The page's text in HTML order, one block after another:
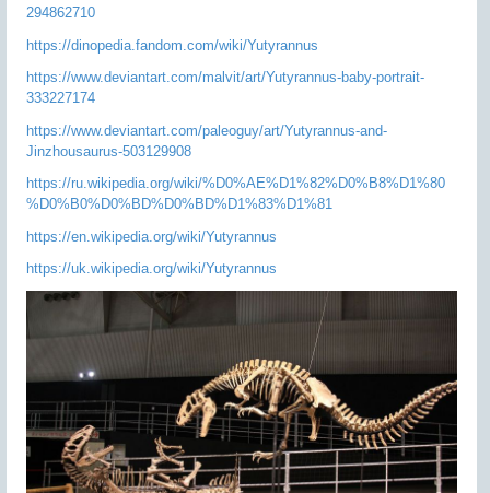
294862710
https://dinopedia.fandom.com/wiki/Yutyrannus
https://www.deviantart.com/malvit/art/Yutyrannus-baby-portrait-
333227174
https://www.deviantart.com/paleoguy/art/Yutyrannus-and-
Jinzhousaurus-503129908
https://ru.wikipedia.org/wiki/%D0%AE%D1%82%D0%B8%D1%80
%D0%B0%D0%BD%D0%BD%D1%83%D1%81
https://en.wikipedia.org/wiki/Yutyrannus
https://uk.wikipedia.org/wiki/Yutyrannus